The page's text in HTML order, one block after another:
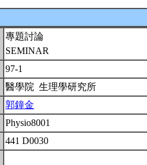
專題討論
SEMINAR
97-1
醫學院 生理學研究所
郭鐘金
Physio8001
441 D0030